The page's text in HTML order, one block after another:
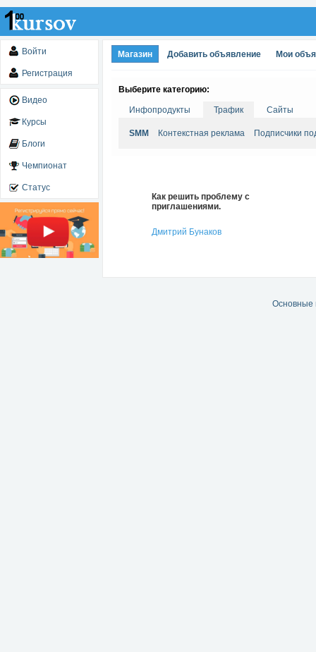
Войти
Регистрация
Видео
Курсы
Блоги
Чемпионат
Статус
Магазин Добавить объявление Мои
Выберите категорию:
Инфопродукты Трафик Сайты
SMM Контекстная реклама Подписчики
Как решить проблему с
приглашениями.
Дмитрий Бунаков
Основные